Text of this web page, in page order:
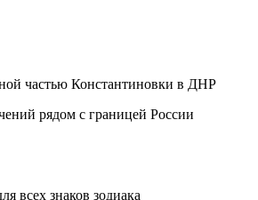
частью Константиновки в ДНР
рядом с границей России
всех знаков зодиака